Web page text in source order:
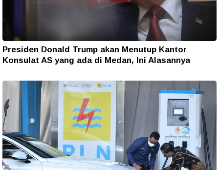
Presiden Donald Trump akan Menutup Kantor
Konsulat AS yang ada di Medan, Ini Alasannya